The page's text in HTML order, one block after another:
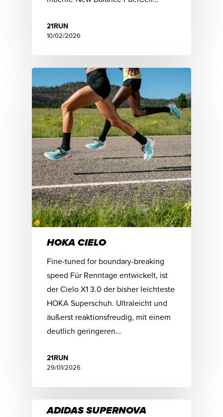
21RUN
10/02/2026
HOKA CIELO
Fine-tuned for boundary-breaking
speed Für Renntage entwickelt, ist
der Cielo X1 3.0 der bisher leichteste
HOKA Superschuh. Ultraleicht und
äußerst reaktionsfreudig, mit einem
deutlich geringeren…
21RUN
29/01/2026
ADIDAS SUPERNOVA